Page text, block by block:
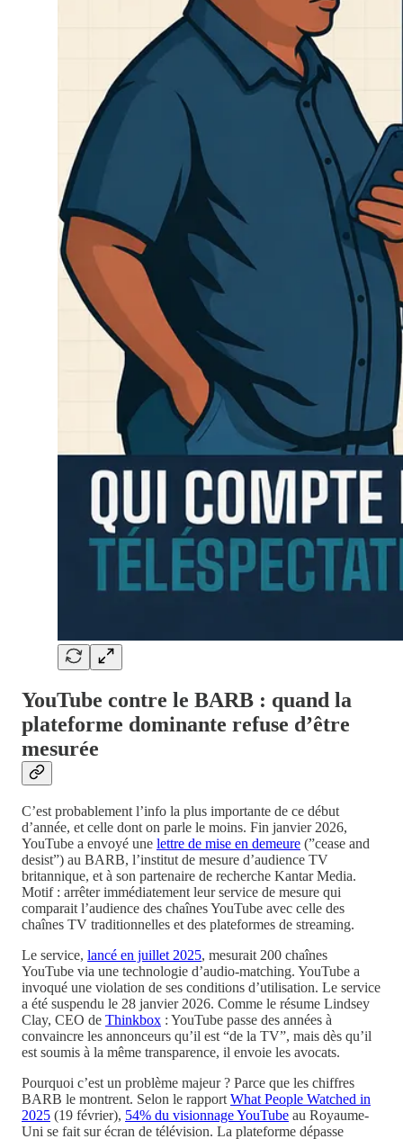
YouTube contre le BARB : quand la
plateforme dominante refuse d’être
mesurée
C’est probablement l’info la plus importante de ce début
d’année, et celle dont on parle le moins. Fin janvier 2026,
YouTube a envoyé une lettre de mise en demeure (”cease and
desist”) au BARB, l’institut de mesure d’audience TV
britannique, et à son partenaire de recherche Kantar Media.
Motif : arrêter immédiatement leur service de mesure qui
comparait l’audience des chaînes YouTube avec celle des
chaînes TV traditionnelles et des plateformes de streaming.
Le service, lancé en juillet 2025, mesurait 200 chaînes
YouTube via une technologie d’audio-matching. YouTube a
invoqué une violation de ses conditions d’utilisation. Le service
a été suspendu le 28 janvier 2026. Comme le résume Lindsey
Clay, CEO de Thinkbox : YouTube passe des années à
convaincre les annonceurs qu’il est “de la TV”, mais dès qu’il
est soumis à la même transparence, il envoie les avocats.
Pourquoi c’est un problème majeur ? Parce que les chiffres
BARB le montrent. Selon le rapport What People Watched in
2025 (19 février), 54% du visionnage YouTube au Royaume-
Uni se fait sur écran de télévision. La plateforme dépasse